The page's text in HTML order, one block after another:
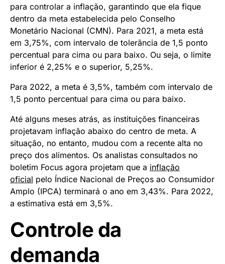
para controlar a inflação, garantindo que ela fique
dentro da meta estabelecida pelo Conselho
Monetário Nacional (CMN). Para 2021, a meta está
em 3,75%, com intervalo de tolerância de 1,5 ponto
percentual para cima ou para baixo. Ou seja, o limite
inferior é 2,25% e o superior, 5,25%.
Para 2022, a meta é 3,5%, também com intervalo de
1,5 ponto percentual para cima ou para baixo.
Até alguns meses atrás, as instituições financeiras
projetavam inflação abaixo do centro de meta. A
situação, no entanto, mudou com a recente alta no
preço dos alimentos. Os analistas consultados no
boletim Focus agora projetam que a inflação
oficial pelo Índice Nacional de Preços ao Consumidor
Amplo (IPCA) terminará o ano em 3,43%. Para 2022,
a estimativa está em 3,5%.
Controle da
demanda